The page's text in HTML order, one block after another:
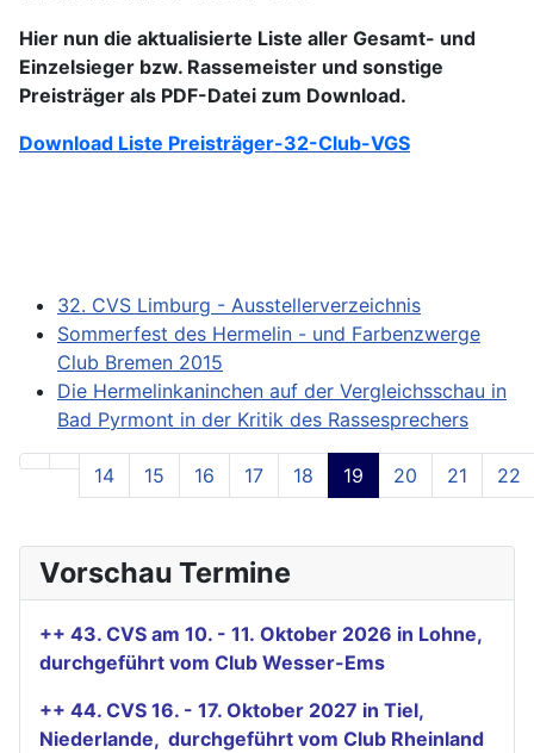
Hier nun die aktualisierte Liste aller Gesamt- und
Einzelsieger bzw. Rassemeister und sonstige
Preisträger als PDF-Datei zum Download.
Download Liste Preisträger-32-Club-VGS
32. CVS Limburg - Ausstellerverzeichnis
Sommerfest des Hermelin - und Farbenzwerge
Club Bremen 2015
Die Hermelinkaninchen auf der Vergleichsschau in
Bad Pyrmont in der Kritik des Rassesprechers
Seite 19 von 27
14 15 16 17 18 19 20 21 22
Vorschau Termine
++ 43. CVS am 10. - 11. Oktober 2026 in Lohne,
durchgeführt vom Club Wesser-Ems
++ 44. CVS 16. - 17. Oktober 2027 in Tiel,
Niederlande, durchgeführt vom Club Rheinland